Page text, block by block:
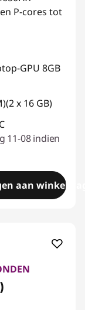
P-cores tot
GPU 8GB
x 16 GB)
11-08 indien
aan